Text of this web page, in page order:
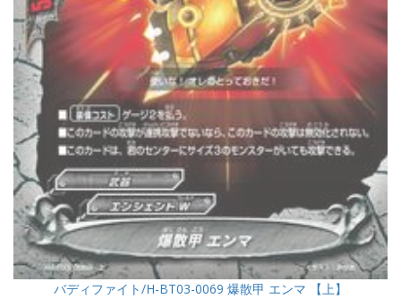
バディファイト/H-BT03-0069 爆散甲 エンマ 【上】